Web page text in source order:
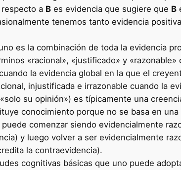
a B es evidencia que sugiere que B
tenemos tanto evidencia
es la combinación de toda la evidencia
«racional», «justificado» y
la evidencia global en la que el
injustificada e irrazonable cuando la
su opinión») es típicamente una
conocimiento porque no se basa en
comenzar siendo evidencialmente
y luego volver a ser evidencialmente
la contraevidencia).
cognitivas básicas que uno puede